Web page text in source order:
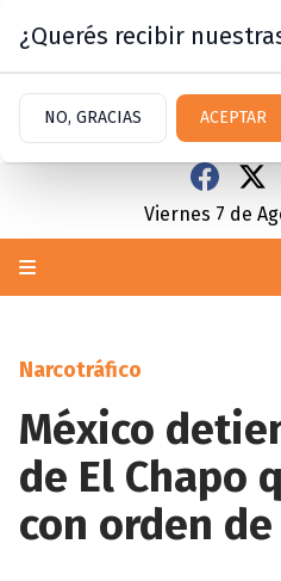
Viernes 7 de
Narcotráfico
México
de El Chapo
con orden
¿Querés recibir
NO, GRACIAS ACEPTAR